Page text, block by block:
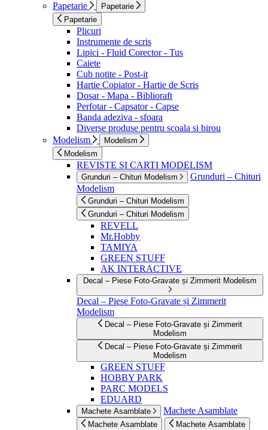
Papetarie
Papetarie
Papetarie
Plicuri
Instrumente de scris
Lipici - Fluid Corector - Tus
Caiete
Cub notite - Post-it
Hartie Copiator - Hartie de Scris
Dosar - Mapa - Biblioraft
Perfotar - Capsator - Capse
Banda adeziva - sfoara
Diverse produse pentru scoala si birou
Modelism
Modelism
Modelism
REVISTE SI CARTI MODELISM
Grunduri – Chituri Modelism
Grunduri – Chituri
Modelism
Grunduri – Chituri Modelism
Grunduri – Chituri Modelism
REVELL
Mr.Hobby
TAMIYA
GREEN STUFF
AK INTERACTIVE
Decal – Piese Foto-Gravate și Zimmerit Modelism
Decal – Piese Foto-Gravate și Zimmerit
Modelism
Decal – Piese Foto-Gravate și Zimmerit
Modelism
Decal – Piese Foto-Gravate și Zimmerit
Modelism
GREEN STUFF
HOBBY PARK
PARC MODELS
EDUARD
Machete Asamblate Machete Asamblate
Machete Asamblate Machete Asamblate